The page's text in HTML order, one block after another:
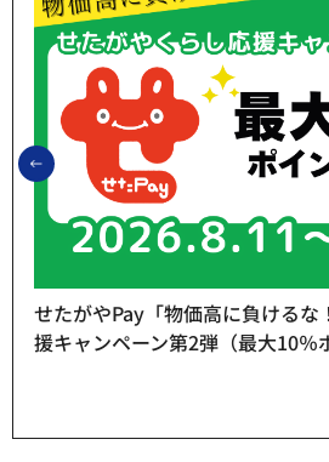
前のスライドを表示
せたがやPay「物価高に負けるな
援キャンペーン第2弾（最大10％